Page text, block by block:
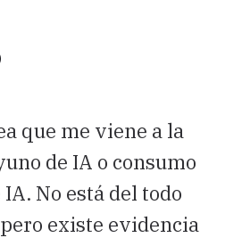
que me viene a la
de IA o consumo
No está del todo
existe evidencia